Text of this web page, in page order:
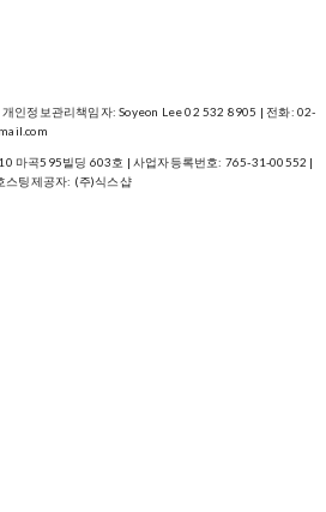
인정보관리책임자: Soyeon Lee 02 532 8905 | 전화: 02-
마곡595빌딩 603호 | 사업자등록번호: 765-31-00552 |
스팅제공자: (주)식스샵